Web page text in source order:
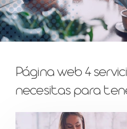
Página web 4
necesitas para